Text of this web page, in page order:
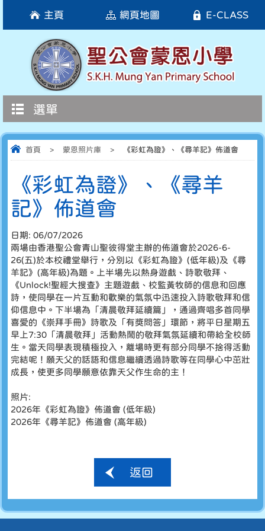
選單
E-CLASS
網頁地圖
主頁
首頁 > 蒙恩照片庫 > 《彩虹為證》、《尋羊記》佈道會
《彩虹為證》、《尋羊
記》佈道會
日期: 06/07/2026
兩場由香港聖公會青山聖彼得堂主辦的佈道會於2026-6-
26(五)於本校禮堂舉行，分別以《彩虹為證》(低年級)及《尋
羊記》(高年級)為題。上半場先以熱身遊戲、詩歌敬拜、
《Unlock!聖經大搜查》主題遊戲、校監黃牧師的信息和回應
詩，使同學在一片互動和歡樂的氣氛中迅速投入詩歌敬拜和信
仰信息中。下半場為「清晨敬拜延續篇」，通過齊唱多首同學
喜愛的《崇拜手冊》詩歌及「有獎問答」環節，將平日星期五
早上7:30「清晨敬拜」活動熱鬧的敬拜氣氛延續和帶給全校師
生。當天同學表現積極投入，離場時更有部分同學不捨得活動
完結呢！願天父的話語和信息繼續透過詩歌等在同學心中茁壯
成長，使更多同學願意依靠天父作生命的主！
照片:
2026年《彩虹為證》佈道會 (低年級)
2026年《尋羊記》佈道會 (高年級)
返回